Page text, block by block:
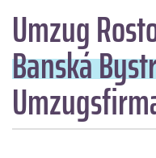
Umzug
Banská